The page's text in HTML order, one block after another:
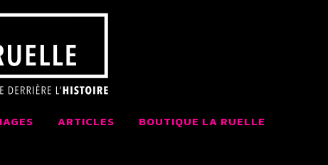
FILMS
ARTICLES BOUTIQUE LA RUELLE